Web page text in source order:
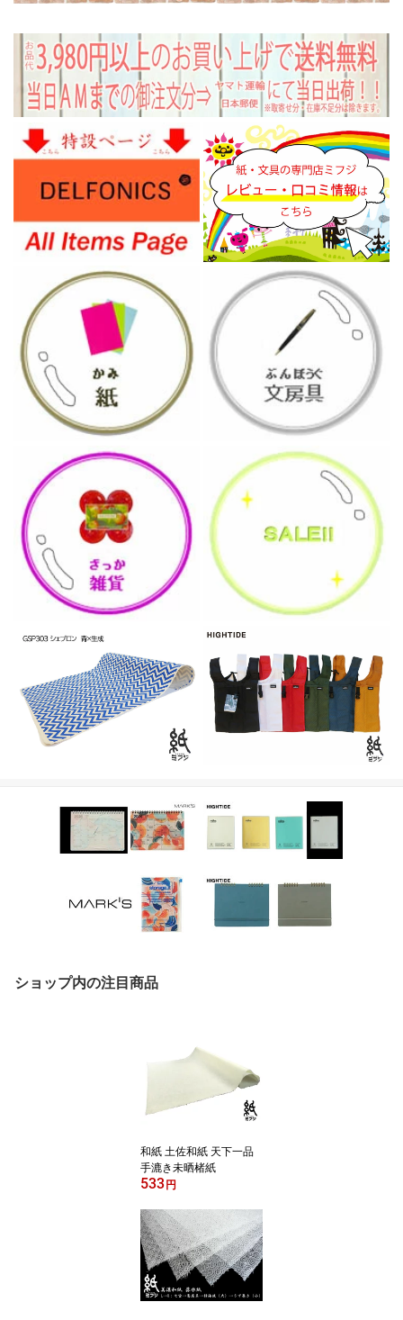
ショップ内の注目商品
和紙 土佐和紙 天下一品
手漉き未晒楮紙
533 円